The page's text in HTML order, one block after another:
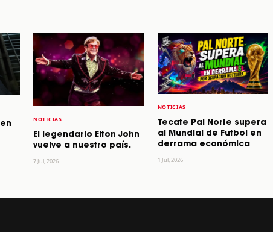
NOTICIAS
El legendario Elton John
vuelve a nuestro país.
7 Jul, 2026
NOTICIAS
Tecate Pal Norte supera
al Mundial de Futbol en
derrama económica
1 Jul, 2026